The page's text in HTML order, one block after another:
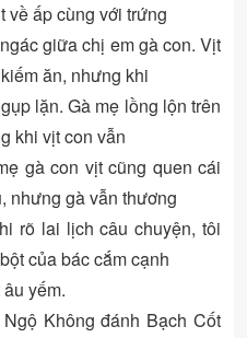
về ấp cùng với trứng
giữa chị em gà con. Vịt
ăn, nhưng khi
lặn. Gà mẹ lồng lộn trên
khi vịt con vẫn
gà con vịt cũng quen cái
nhưng gà vẫn thương
rõ lai lịch câu chuyện, tôi
của bác cắm cạnh
yếm.
Không đánh Bạch Cốt